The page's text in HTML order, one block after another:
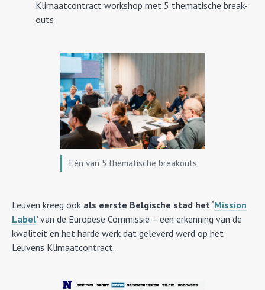
Klimaatcontract workshop met 5 thematische break-
outs
Eén van 5 thematische breakouts
Leuven kreeg ook als eerste Belgische stad het ‘Mission
Label’ van de Europese Commissie – een erkenning van de
kwaliteit en het harde werk dat geleverd werd op het
Leuvens Klimaatcontract.